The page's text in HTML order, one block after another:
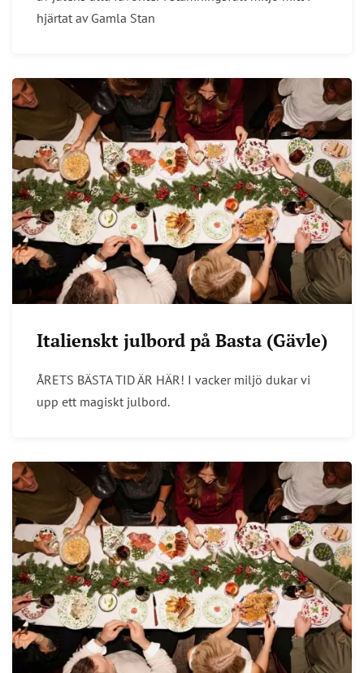
hjärtat av Gamla Stan
Italienskt julbord på Basta (Gävle)
ÅRETS BÄSTA TID ÄR HÄR! I vacker miljö dukar vi
upp ett magiskt julbord.